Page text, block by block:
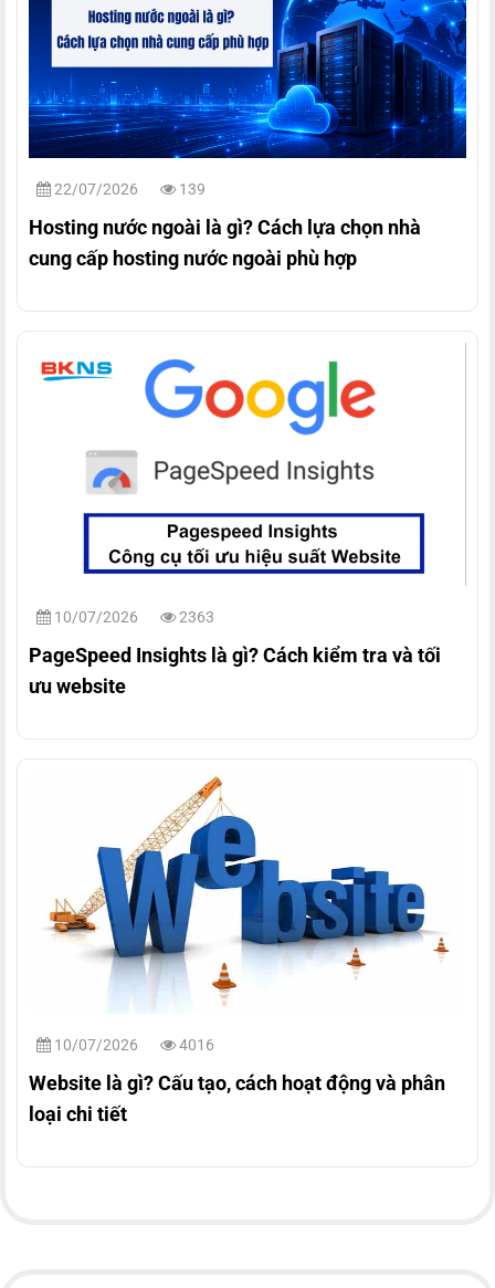
22/07/2026 139
Hosting nước ngoài là gì? Cách lựa chọn nhà
cung cấp hosting nước ngoài phù hợp
10/07/2026 2363
PageSpeed Insights là gì? Cách kiểm tra và tối
ưu website
10/07/2026 4016
Website là gì? Cấu tạo, cách hoạt động và phân
loại chi tiết